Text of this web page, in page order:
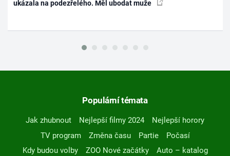
ukázala na podezřelého. Měl ubodat muže
Populární témata
Jak zhubnout Nejlepší filmy 2024
Nejlepší horory
TV program
Změna času Partie
Počasí
Kdy budou volby
ZOO Nové začátky
Auto – katalog